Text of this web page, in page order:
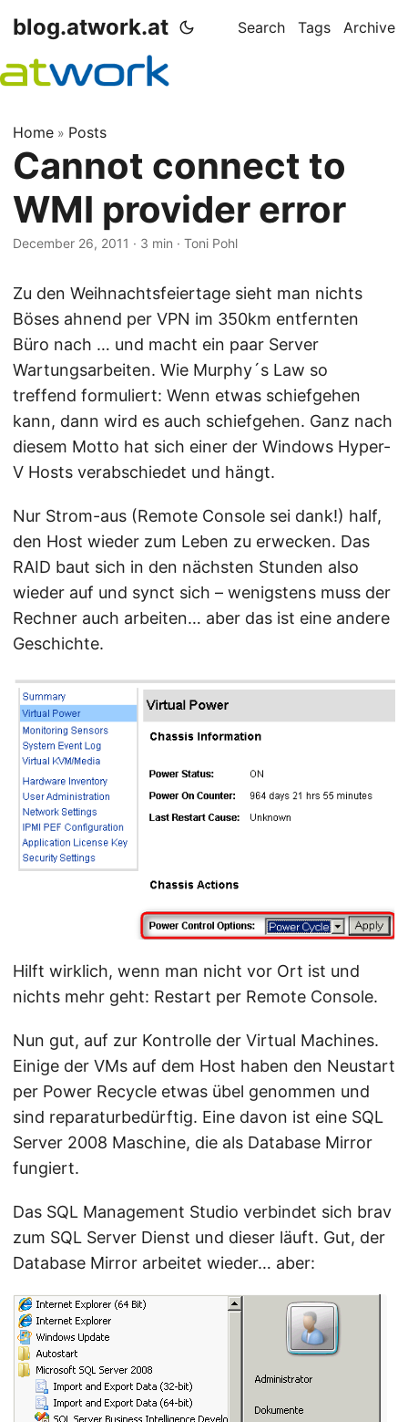
blog.atwork.at Search Tags Archive
Home » Posts
Cannot connect to
WMI provider error
December 26, 2011 · 3 min · Toni Pohl
Zu den Weihnachtsfeiertage sieht man nichts
Böses ahnend per VPN im 350km entfernten
Büro nach … und macht ein paar Server
Wartungsarbeiten. Wie Murphy´s Law so
treffend formuliert: Wenn etwas schiefgehen
kann, dann wird es auch schiefgehen. Ganz nach
diesem Motto hat sich einer der Windows Hyper-
V Hosts verabschiedet und hängt.
Nur Strom-aus (Remote Console sei dank!) half,
den Host wieder zum Leben zu erwecken. Das
RAID baut sich in den nächsten Stunden also
wieder auf und synct sich – wenigstens muss der
Rechner auch arbeiten… aber das ist eine andere
Geschichte.
Hilft wirklich, wenn man nicht vor Ort ist und
nichts mehr geht: Restart per Remote Console.
Nun gut, auf zur Kontrolle der Virtual Machines.
Einige der VMs auf dem Host haben den Neustart
per Power Recycle etwas übel genommen und
sind reparaturbedürftig. Eine davon ist eine SQL
Server 2008 Maschine, die als Database Mirror
fungiert.
Das SQL Management Studio verbindet sich brav
zum SQL Server Dienst und dieser läuft. Gut, der
Database Mirror arbeitet wieder… aber: